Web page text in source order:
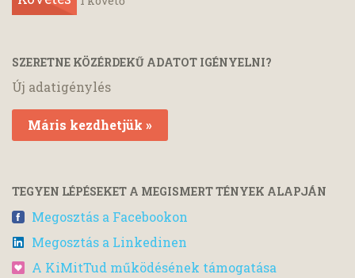
SZERETNE KÖZÉRDEKŰ ADATOT IGÉNYELNI?
Új adatigénylés
Máris kezdhetjük »
TEGYEN LÉPÉSEKET A MEGISMERT TÉNYEK ALAPJÁN
Megosztás a Facebookon
Megosztás a Linkedinen
A KiMitTud működésének támogatása